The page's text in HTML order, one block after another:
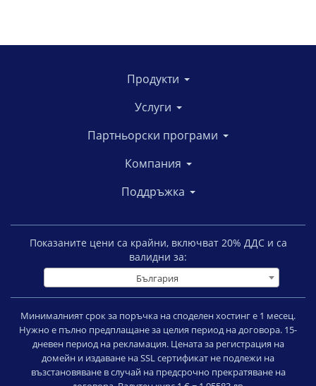
Продукти
Услуги
Партньорски програми
Компания
Поддръжка
Показаните цени са крайни, включват 20% ДДС и са
валидни за:
България
Минималният срок за поръчка на споделен хостинг е 1 месец.
Нужно е пълно предплащане за целия период на договора. 15-
дневен период на рекламация. Цената за регистрация на
домейн и издаване на SSL сертификат не подлежи на
възстановяване в случай на предсрочно прекратяване на